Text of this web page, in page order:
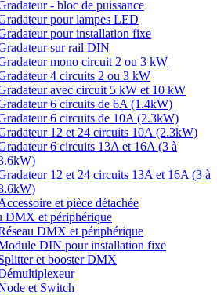
- bloc de puissance
pour lampes LED
pour installation fixe
sur rail DIN
mono circuit 2 ou 3 kW
4 circuits 2 ou 3 kW
avec circuit 5 kW et 10 kW
6 circuits de 6A (1.4kW)
6 circuits de 10A (2.3kW)
12 et 24 circuits 10A (2.3kW)
6 circuits 13A et 16A (3 à
12 et 24 circuits 13A et 16A (3 à
et pièce détachée
DMX et périphérique
DMX et périphérique
DIN pour installation fixe
et booster DMX
et Switch